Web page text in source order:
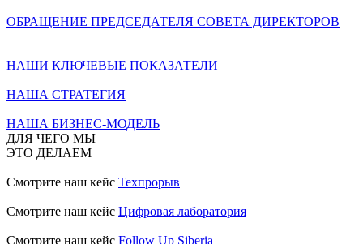
ОБРАЩЕНИЕ ПРЕДСЕДАТЕЛЯ СОВЕТА ДИРЕКТОРОВ
НАШИ КЛЮЧЕВЫЕ ПОКАЗАТЕЛИ
НАША СТРАТЕГИЯ
НАША БИЗНЕС-МОДЕЛЬ
ДЛЯ ЧЕГО МЫ
ЭТО ДЕЛАЕМ
Смотрите наш кейс Техпрорыв
Смотрите наш кейс Цифровая лаборатория
Смотрите наш кейс Follow Up Siberia